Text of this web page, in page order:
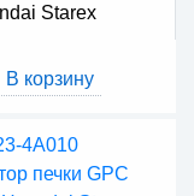
Starex
В корзину